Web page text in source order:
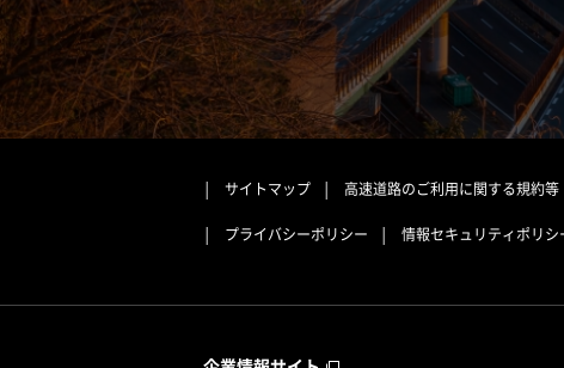
サイトマップ 高速道路のご利用に関する規約等
プライバシーポリシー 情報セキュリティポリシ